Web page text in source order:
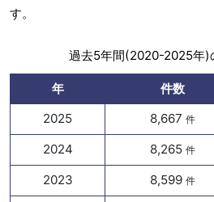
す。
過去5年間(2020-2025年)
年 件数
2025
8,667 件
2024 8,265 件
2023 8,599 件